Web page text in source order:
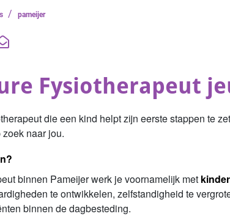
/ pameijer
Fysiotherapeut
die een kind helpt zijn eerste stappen te
naar jou.
binnen Pameijer werk je voornamelijk met
te ontwikkelen, zelfstandigheid te
binnen de dagbesteding.